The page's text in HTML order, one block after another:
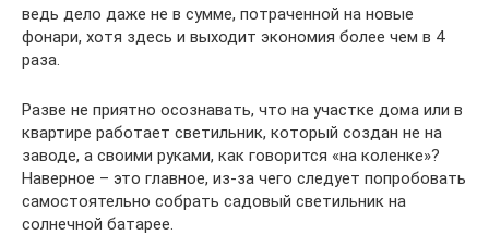
ведь дело даже не в сумме, потраченной на новые
фонари, хотя здесь и выходит экономия более чем в 4
раза.
Разве не приятно осознавать, что на участке дома или в
квартире работает светильник, который создан не на
заводе, а своими руками, как говорится «на коленке»?
Наверное – это главное, из-за чего следует попробовать
самостоятельно собрать садовый светильник на
солнечной батарее.